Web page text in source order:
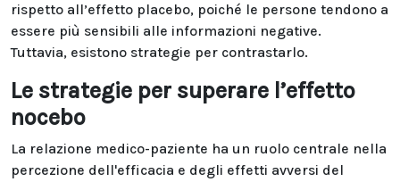
rispetto all’effetto placebo, poiché le persone tendono a
essere più sensibili alle informazioni negative.
Tuttavia, esistono strategie per contrastarlo.
Le strategie per superare l’effetto
nocebo
La relazione medico-paziente ha un ruolo centrale nella
percezione dell'efficacia e degli effetti avversi del